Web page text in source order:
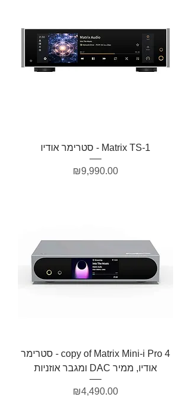
Matrix TS-1 - סטרימר אודיו
מחיר
₪9,990.00
copy of Matrix Mini-i Pro 4 - סטרימר
אודיו, ממיר DAC ומגבר אוזניות
מחיר
₪4,490.00